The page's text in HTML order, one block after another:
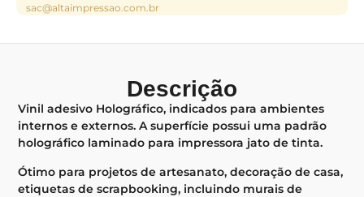
sac@altaimpressao.com.br
Descrição
Vinil adesivo Holográfico, indicados para ambientes
internos e externos. A superfície possui uma padrão
holográfico laminado para impressora jato de tinta.
Ótimo para projetos de artesanato, decoração de casa,
etiquetas de scrapbooking, incluindo murais de